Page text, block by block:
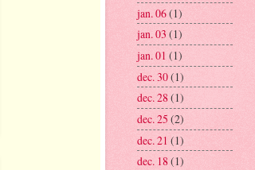
jan. 06(1)
jan. 03 (1)
jan. 01 (1)
dec. 30(1)
dec. 28 (1)
dec. 25 (2)
dec. 21 (1)
dec. 18 (1)